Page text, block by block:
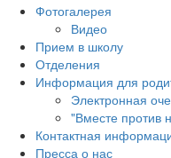
Фотогалерея
Видео
Прием в школу
Отделения
Информация для
Электронная
"Вместе против
Контактная
Пресса о нас